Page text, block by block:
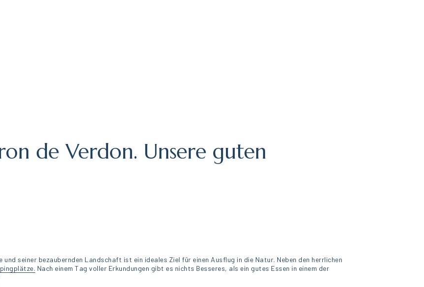
de Verdon. Unsere guten
seiner bezaubernden Landschaft ist ein ideales Ziel für einen Ausflug in die Natur. Neben den herrlichen
Nach einem Tag voller Erkundungen gibt es nichts Besseres, als ein gutes Essen in einem der